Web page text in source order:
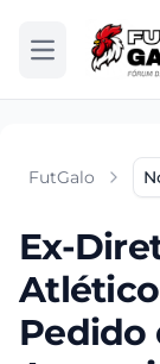
Abrir menu
FutGalo
Ex-
Pedido